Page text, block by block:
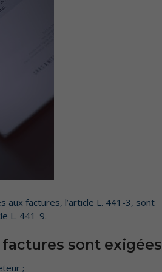
et inventaires
gestion commerciale
unifiée
informatique
factures, l’article L. 441-3, sont
L. 441-9.
sont
;